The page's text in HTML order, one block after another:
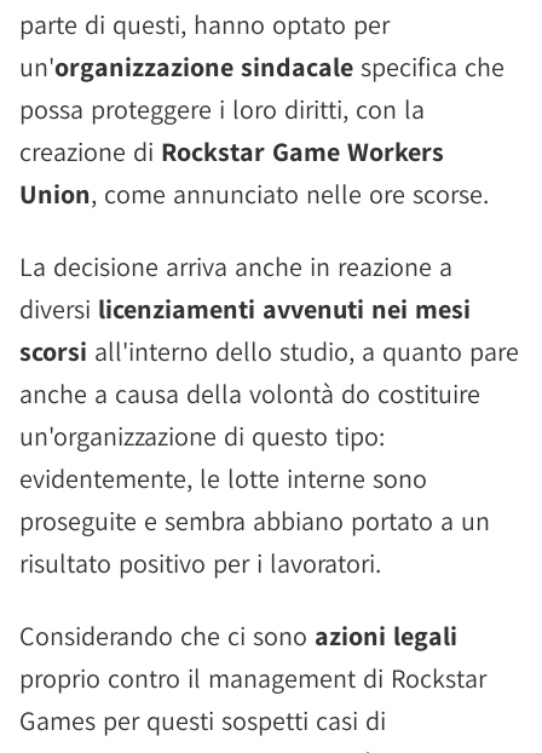
parte di questi, hanno optato per
un'organizzazione sindacale specifica che
possa proteggere i loro diritti, con la
creazione di Rockstar Game Workers
Union, come annunciato nelle ore scorse.
La decisione arriva anche in reazione a
diversi licenziamenti avvenuti nei mesi
scorsi all'interno dello studio, a quanto pare
anche a causa della volontà do costituire
un'organizzazione di questo tipo:
evidentemente, le lotte interne sono
proseguite e sembra abbiano portato a un
risultato positivo per i lavoratori.
Considerando che ci sono azioni legali
proprio contro il management di Rockstar
Games per questi sospetti casi di